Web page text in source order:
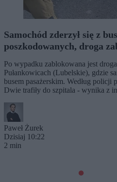
Samochód zderzył się z
poszkodowanych, droga
Po wypadku zablokowana jest
Pułankowicach (Lubelskie), gdzie
busem pasażerskim. Według policji
Dwie trafiły do szpitala - wynika z
Paweł Żurek
Dzisiaj 10:22
2 min